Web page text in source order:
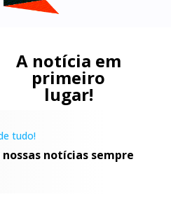
A notícia em
primeiro
lugar!
tudo!
notícias sempre